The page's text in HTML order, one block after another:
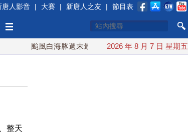
唐人影音 | 大賽 | 新唐人之友 | 節目表
颱風白海豚週末最接近台灣 最快9日可能登陸中國
2026 年 8 月 7 日 星期五
整天